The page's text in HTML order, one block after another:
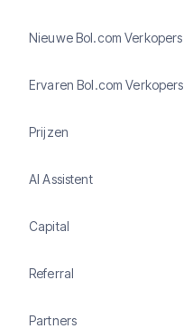
Nieuwe Bol.com Verkopers
Ervaren Bol.com Verkopers
Prijzen
AI Assistent
Capital
Referral
Partners